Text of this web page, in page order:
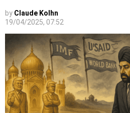
by Claude Kolhn
19/04/2025, 07:52